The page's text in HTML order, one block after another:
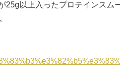
25g以上入ったプロテインスム